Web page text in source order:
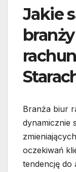
Jakie
Branża biur
dynamicznie
oczekiwań
tendencję do